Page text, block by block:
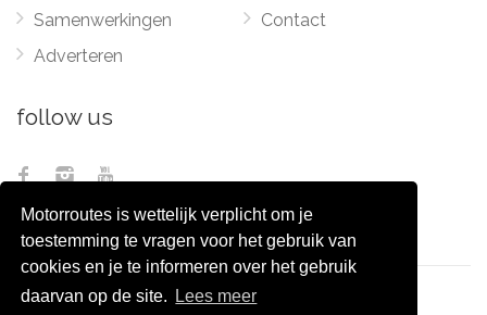
Motorroutes is wettelijk verplicht om je
toestemming te vragen voor het gebruik van
cookies en je te informeren over het gebruik
daarvan op de site.
Lees meer
Samenwerkingen
Adverteren
Contact
follow us